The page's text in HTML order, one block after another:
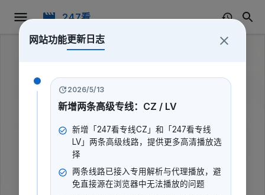
247看
网站功能更新日志
2026/5/13
新增两条高级专线：CZ / LV
新增「247看专线CZ」和「247看专线
LV」两条高级线路，提供更多高清播放选
择
两条线路已接入专用解析与代理播放，避
免直接源在浏览器中无法播放的问题